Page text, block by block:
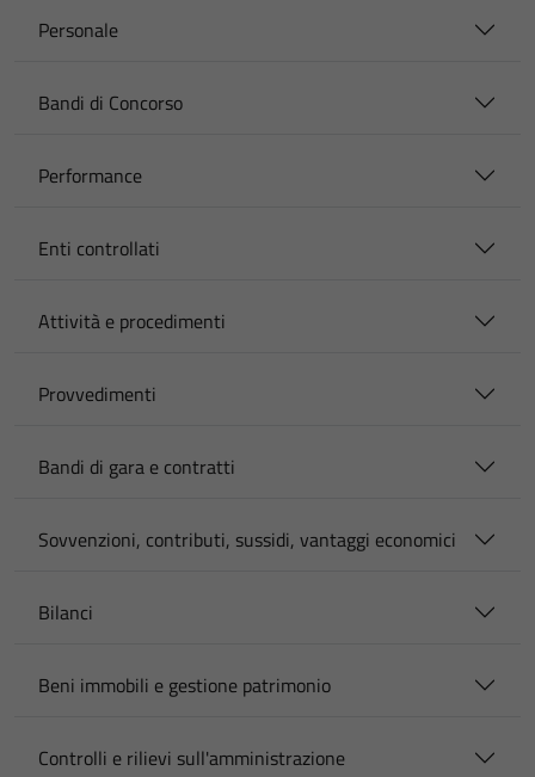
Personale
Bandi di Concorso
Performance
Enti controllati
Attività e procedimenti
Provvedimenti
Bandi di gara e contratti
Sovvenzioni, contributi, sussidi, vantaggi economici
Bilanci
Beni immobili e gestione patrimonio
Controlli e rilievi sull'amministrazione